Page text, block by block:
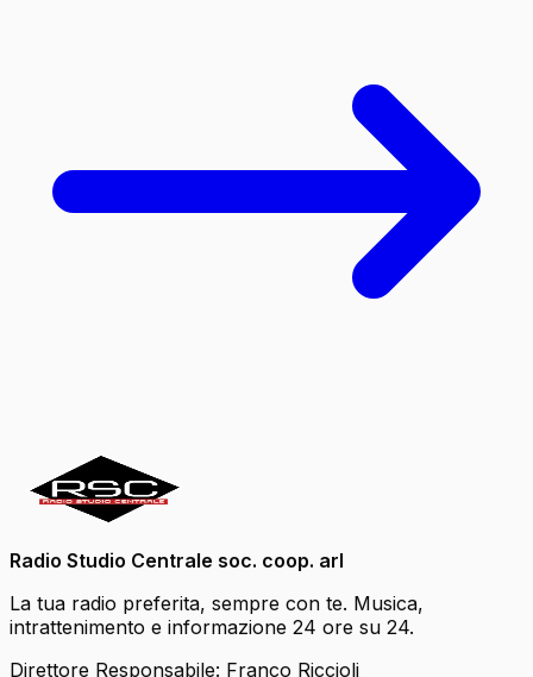
Radio Studio Centrale soc. coop. arl
La tua radio preferita, sempre con te. Musica,
intrattenimento e informazione 24 ore su 24.
Direttore Responsabile: Franco Riccioli